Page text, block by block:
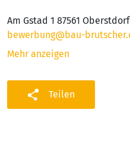
Am Gstad 1 87561 Oberstdorf
bewerbung@bau-
Mehr anzeigen
Teilen